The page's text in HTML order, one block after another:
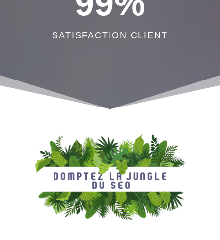
SATISFACTION CLIENT